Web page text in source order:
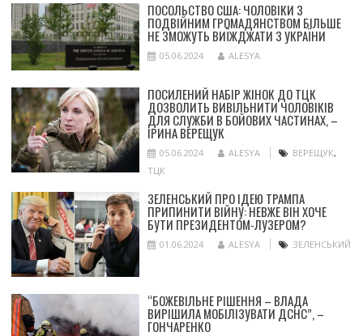
ПОСОЛЬСТВО США: ЧОЛОВІКИ З
ПОДВІЙНИМ ГРОМАДЯНСТВОМ БІЛЬШЕ
НЕ ЗМОЖУТЬ ВИЇЖДЖАТИ З УКРАЇНИ
05.06.2024 ALESYA
ПОСИЛЕНИЙ НАБІР ЖІНОК ДО ТЦК
ДОЗВОЛИТЬ ВИВІЛЬНИТИ ЧОЛОВІКІВ
ДЛЯ СЛУЖБИ В БОЙОВИХ ЧАСТИНАХ, –
ІРИНА ВЕРЕЩУК
05.06.2024 ALESYA ВЕРЕЩУК,
ТЦК
ЗЕЛЕНСЬКИЙ ПРО ІДЕЮ ТРАМПА
ПРИПИНИТИ ВІЙНУ: НЕВЖЕ ВІН ХОЧЕ
БУТИ ПРЕЗИДЕНТОМ-ЛУЗЕРОМ?
01.06.2024 ALESYA ЗЕЛЕНСЬКИЙ
“БОЖЕВІЛЬНЕ РІШЕННЯ – ВЛАДА
ВИРІШИЛА МОБІЛІЗУВАТИ ДСНС”, –
ГОНЧАРЕНКО